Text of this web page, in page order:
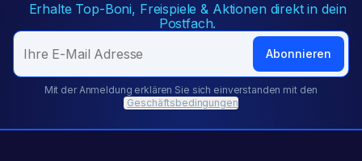
Erhalte Top-Boni, Freispiele & Aktionen direkt in dein
Postfach.
Abonnieren
Mit der Anmeldung erklären Sie sich einverstanden mit den
Geschäftsbedingungen